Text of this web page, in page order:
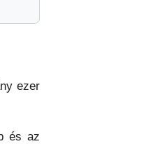
ezer
és az